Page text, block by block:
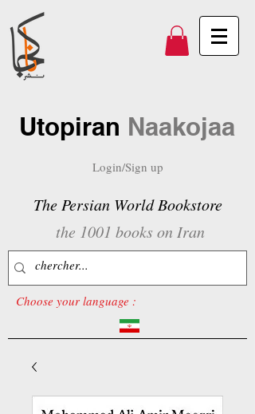
Utopiran Naakojaa
Login/Sign up
The Persian World Bookstore
the 1001 books on Iran
Choose your language :